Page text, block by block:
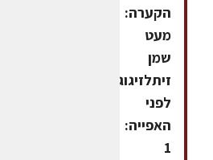
הקערה:
מעט
שמן
זיתלזיגוג
לפני
האפייה:
1